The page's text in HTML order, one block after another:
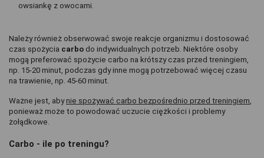
owsiankę z owocami.
Należy również obserwować swoje reakcje organizmu i dostosować
czas spożycia carbo do indywidualnych potrzeb. Niektóre osoby
mogą preferować spożycie carbo na krótszy czas przed treningiem,
np. 15-20 minut, podczas gdy inne mogą potrzebować więcej czasu
na trawienie, np. 45-60 minut.
Ważne jest, aby nie spożywać carbo bezpośrednio przed treningiem
ponieważ może to powodować uczucie ciężkości i problemy
żołądkowe.
Carbo - ile po treningu?